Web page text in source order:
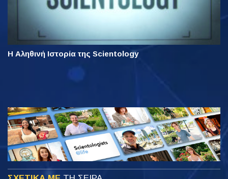
Η Αληθινή Ιστορία της Scientology